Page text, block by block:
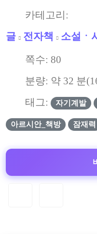
카테고리:
글
전자책 소설ㆍ
쪽수: 80
분량: 약 32 분(
태그:
자기계발
아르시안_책방 잠재력